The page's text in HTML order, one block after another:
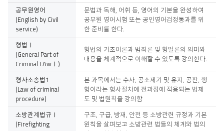
공무원영어
(English by Civil
service)
문법과 독해, 어휘 등, 영어의 기본을 완성하여
공무원 영어시험 또는 공인영어검정통과를 위
한 준비를 한다.
형법Ⅰ
(General Part of
Criminal LAwⅠ)
형법의 기초이론과 범죄론 및 형벌론의 의미와
내용을 체계적으로 이해할 수 있도록 강의한다.
형사소송법1
(Law of criminal
procedure)
본 과목에서는 수사, 공소제기 및 유지, 공판, 행
형이라는 형사절차에 전과정에 적용되는 법제
도 및 법원칙을 강의함
소방관계법규Ⅰ
(Firefighting
구조, 구급, 방재, 안전 등 소방관련 규정과 기본
원칙을 살펴보고 소방관련 법들의 체계와 법의